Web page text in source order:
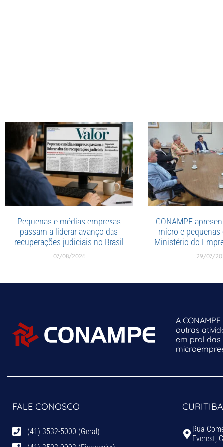
Pequenas e médias empresas
passam a liderar avanço das
recuperações judiciais no Brasil
07/08/2026
CONAMPE
micro e pequenas
Ministério do
29/07/
A
outras
em prol das
FALE CONOSCO
(41) 3532-5000 (Geral)
CURITIBA
Rua
Everest,